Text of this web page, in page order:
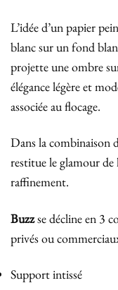
L’idée d’un papier
blanc sur un fond
projette une ombre
élégance légère et
associée au flocage.
Dans la combinaison
restitue le glamour
raffinement.
Buzzse décline en 3
privés ou
Support intissé